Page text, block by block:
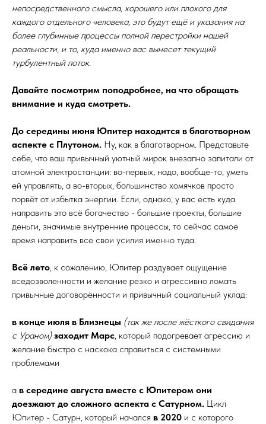
непосредственного смысла, хорошего или плохого для
каждого отдельного человека, это будут ещё и указания на
более глубинные процессы полной перестройки нашей
реальности, и то, куда именно вас вынесет текущий
турбулентный поток.
Давайте посмотрим поподробнее, на что обращать
внимание и куда смотреть.
До середины июня Юпитер находится в благотворном
аспекте с Плутоном. Ну, как в благотворном. Представьте
себе, что ваш привычный уютный мирок внезапно запитали от
атомной электростанции: во-первых, надо, вообще-то, уметь
ей управлять, а во-вторых, большинство хомячков просто
порвёт от избытка энергии. Если, однако, у вас есть куда
направить это всё богачество - большие проекты, большие
деньги, значимые внутренние процессы, то сейчас самое
время направить все свои усилия именно туда.
Всё лето , к сожалению, Юпитер раздувает ощущение
вседозволенности и желание резко и агрессивно ломать
привычные договорённости и привычный социальный уклад:
в конце июля в Близнецы (так же после жёсткого свидания
с Ураном) заходит Марс , который подогревает агрессию и
желание быстро с наскока справиться с системными
проблемами
а в середине августа вместе с Юпитером они
доезжают до сложного аспекта с Сатурном. Цикл
Юпитер - Сатурн, который начался в 2020 и с которого